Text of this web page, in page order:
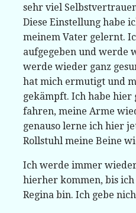
sehr viel
Diese Einstellung habe
meinem Vater gelernt.
aufgegeben und werde
werde wieder ganz
hat mich ermutigt und
gekämpft. Ich habe
fahren, meine Arme
genauso lerne ich hier
Rollstuhl meine Beine
Ich werde immer
hierher kommen, bis
Regina bin. Ich gebe